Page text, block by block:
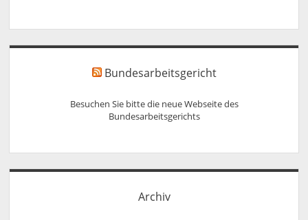
Bundesarbeitsgericht
Besuchen Sie bitte die neue Webseite des
Bundesarbeitsgerichts
Archiv